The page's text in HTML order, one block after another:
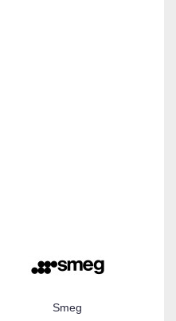
Smeg